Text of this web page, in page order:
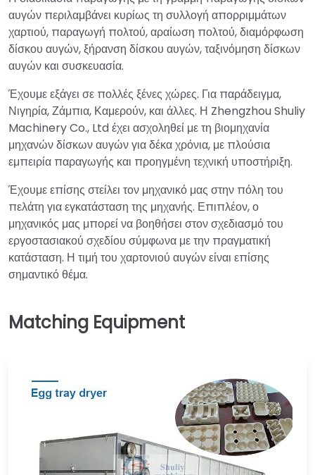
αυγών περιλαμβάνει κυρίως τη συλλογή απορριμμάτων
χαρτιού, παραγωγή πολτού, αραίωση πολτού, διαμόρφωση
δίσκου αυγών, ξήρανση δίσκου αυγών, ταξινόμηση δίσκων
αυγών και συσκευασία.
Έχουμε εξάγει σε πολλές ξένες χώρες. Για παράδειγμα,
Νιγηρία, Ζάμπια, Καμερούν, και άλλες. Η Zhengzhou Shuliy
Machinery Co., Ltd έχει ασχοληθεί με τη βιομηχανία
μηχανών δίσκων αυγών για δέκα χρόνια, με πλούσια
εμπειρία παραγωγής και προηγμένη τεχνική υποστήριξη.
Έχουμε επίσης στείλει τον μηχανικό μας στην πόλη του
πελάτη για εγκατάσταση της μηχανής. Επιπλέον, ο
μηχανικός μας μπορεί να βοηθήσει στον σχεδιασμό του
εργοστασιακού σχεδίου σύμφωνα με την πραγματική
κατάσταση. Η τιμή του χαρτονιού αυγών είναι επίσης
σημαντικό θέμα.